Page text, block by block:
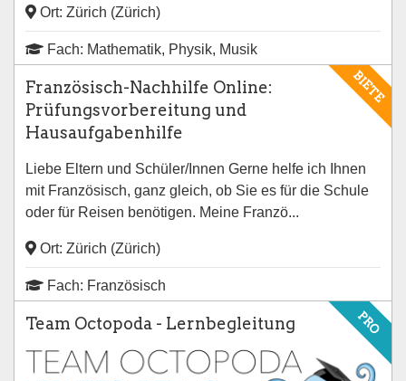
Ort: Zürich (Zürich)
Fach: Mathematik, Physik, Musik
BIETE
Französisch-Nachhilfe Online:
Prüfungsvorbereitung und
Hausaufgabenhilfe
Liebe Eltern und Schüler/Innen Gerne helfe ich Ihnen
mit Französisch, ganz gleich, ob Sie es für die Schule
oder für Reisen benötigen. Meine Franzö...
Ort: Zürich (Zürich)
Fach: Französisch
PRO
Team Octopoda - Lernbegleitung